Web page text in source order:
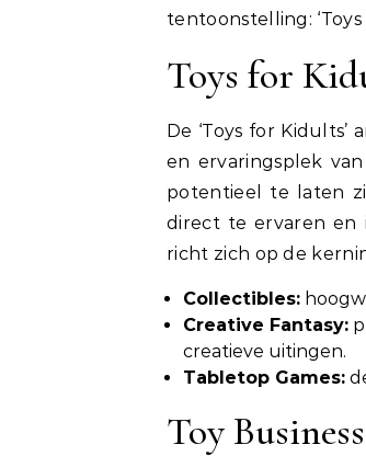
tentoonstelling: ‘Toys
Toys for
De ‘Toys for
en ervaringsplek
potentieel te laten
direct te ervaren en
richt zich op de
Collectibles:
Creative Fantasy:
creatieve uitingen.
Tabletop Games:
Toy